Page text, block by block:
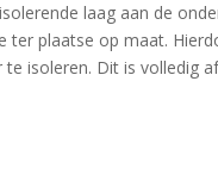
laag aan de
plaatse op maat.
isoleren. Dit is volledig